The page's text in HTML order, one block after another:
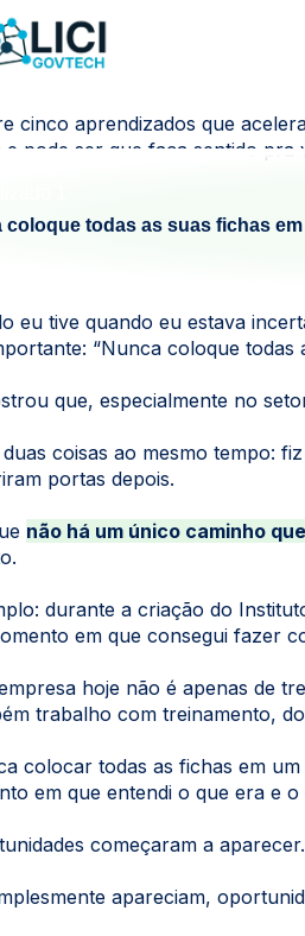
cinco aprendizados que
pode ser que faça sentido pra
coloque todas as suas fichas
eu tive quando eu estava
“Nunca coloque
que, especialmente no
coisas ao mesmo tempo:
portas depois.
não há um único caminho
durante a criação do
em que consegui fazer
hoje não é apenas de
trabalho com treinamento,
colocar todas as fichas em
em que entendi o que era e
começaram a aparecer.
apareciam,